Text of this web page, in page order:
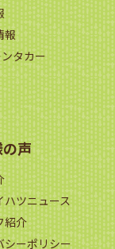
報
タカー
声
ハツニュース
紹介
シーポリシー